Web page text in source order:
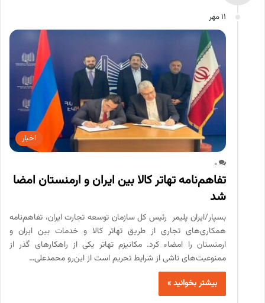
11 مهر
اخبار
0
تفاهم‌نامه تهاتر کالا بین ایران و ارمنستان امضا
شد
بسپار/ایران پلیمر رئیس کل سازمان توسعه تجارت ایران، تفاهم‌نامه
همکاری‌های تجاری از طریق تهاتر کالا و خدمات بین ایران و
ارمنستان را امضاء کرد. مکانیزم تهاتر یکی از راهکارهای گذر از
ممنوعیت‌های ناشی از شرایط تحریم است از این‌رو محمدعلی…
بیشتر بخوانید »